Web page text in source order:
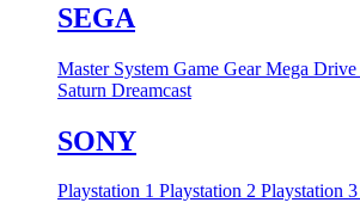
SEGA
Master System Game GearMega Drive
Saturn Dreamcast
SONY
Playstation 1 Playstation 2 Playstation 3